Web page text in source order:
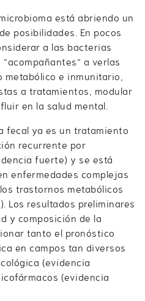
está abriendo un
posibilidades. En pocos
a las bacterias
a verlas
e inmunitario,
a tratamientos, modular
en la salud mental.
fecal ya es un tratamiento
recurrente por
fuerte) y se está
enfermedades complejas
trastornos metabólicos
Los resultados preliminares
y composición de la
tanto el pronóstico
en campos tan diversos
(evidencia
(evidencia